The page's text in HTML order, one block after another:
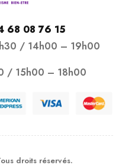
68 08 76 15
/ 14h00 – 19h00
/ 15h00 – 18h00
droits réservés.